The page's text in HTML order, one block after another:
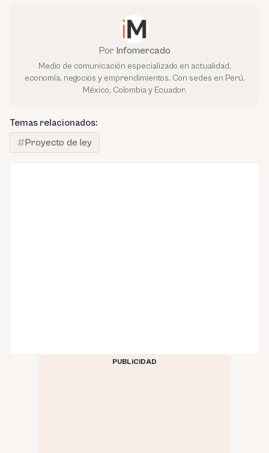
Por Infomercado
Medio de comunicación especializado en actualidad,
economía, negocios y emprendimientos. Con sedes en Perú,
México, Colombia y Ecuador.
Temas relacionados:
Proyecto de ley
PUBLICIDAD